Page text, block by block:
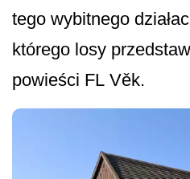
tego wybitnego
którego losy
powieści FL Věk.